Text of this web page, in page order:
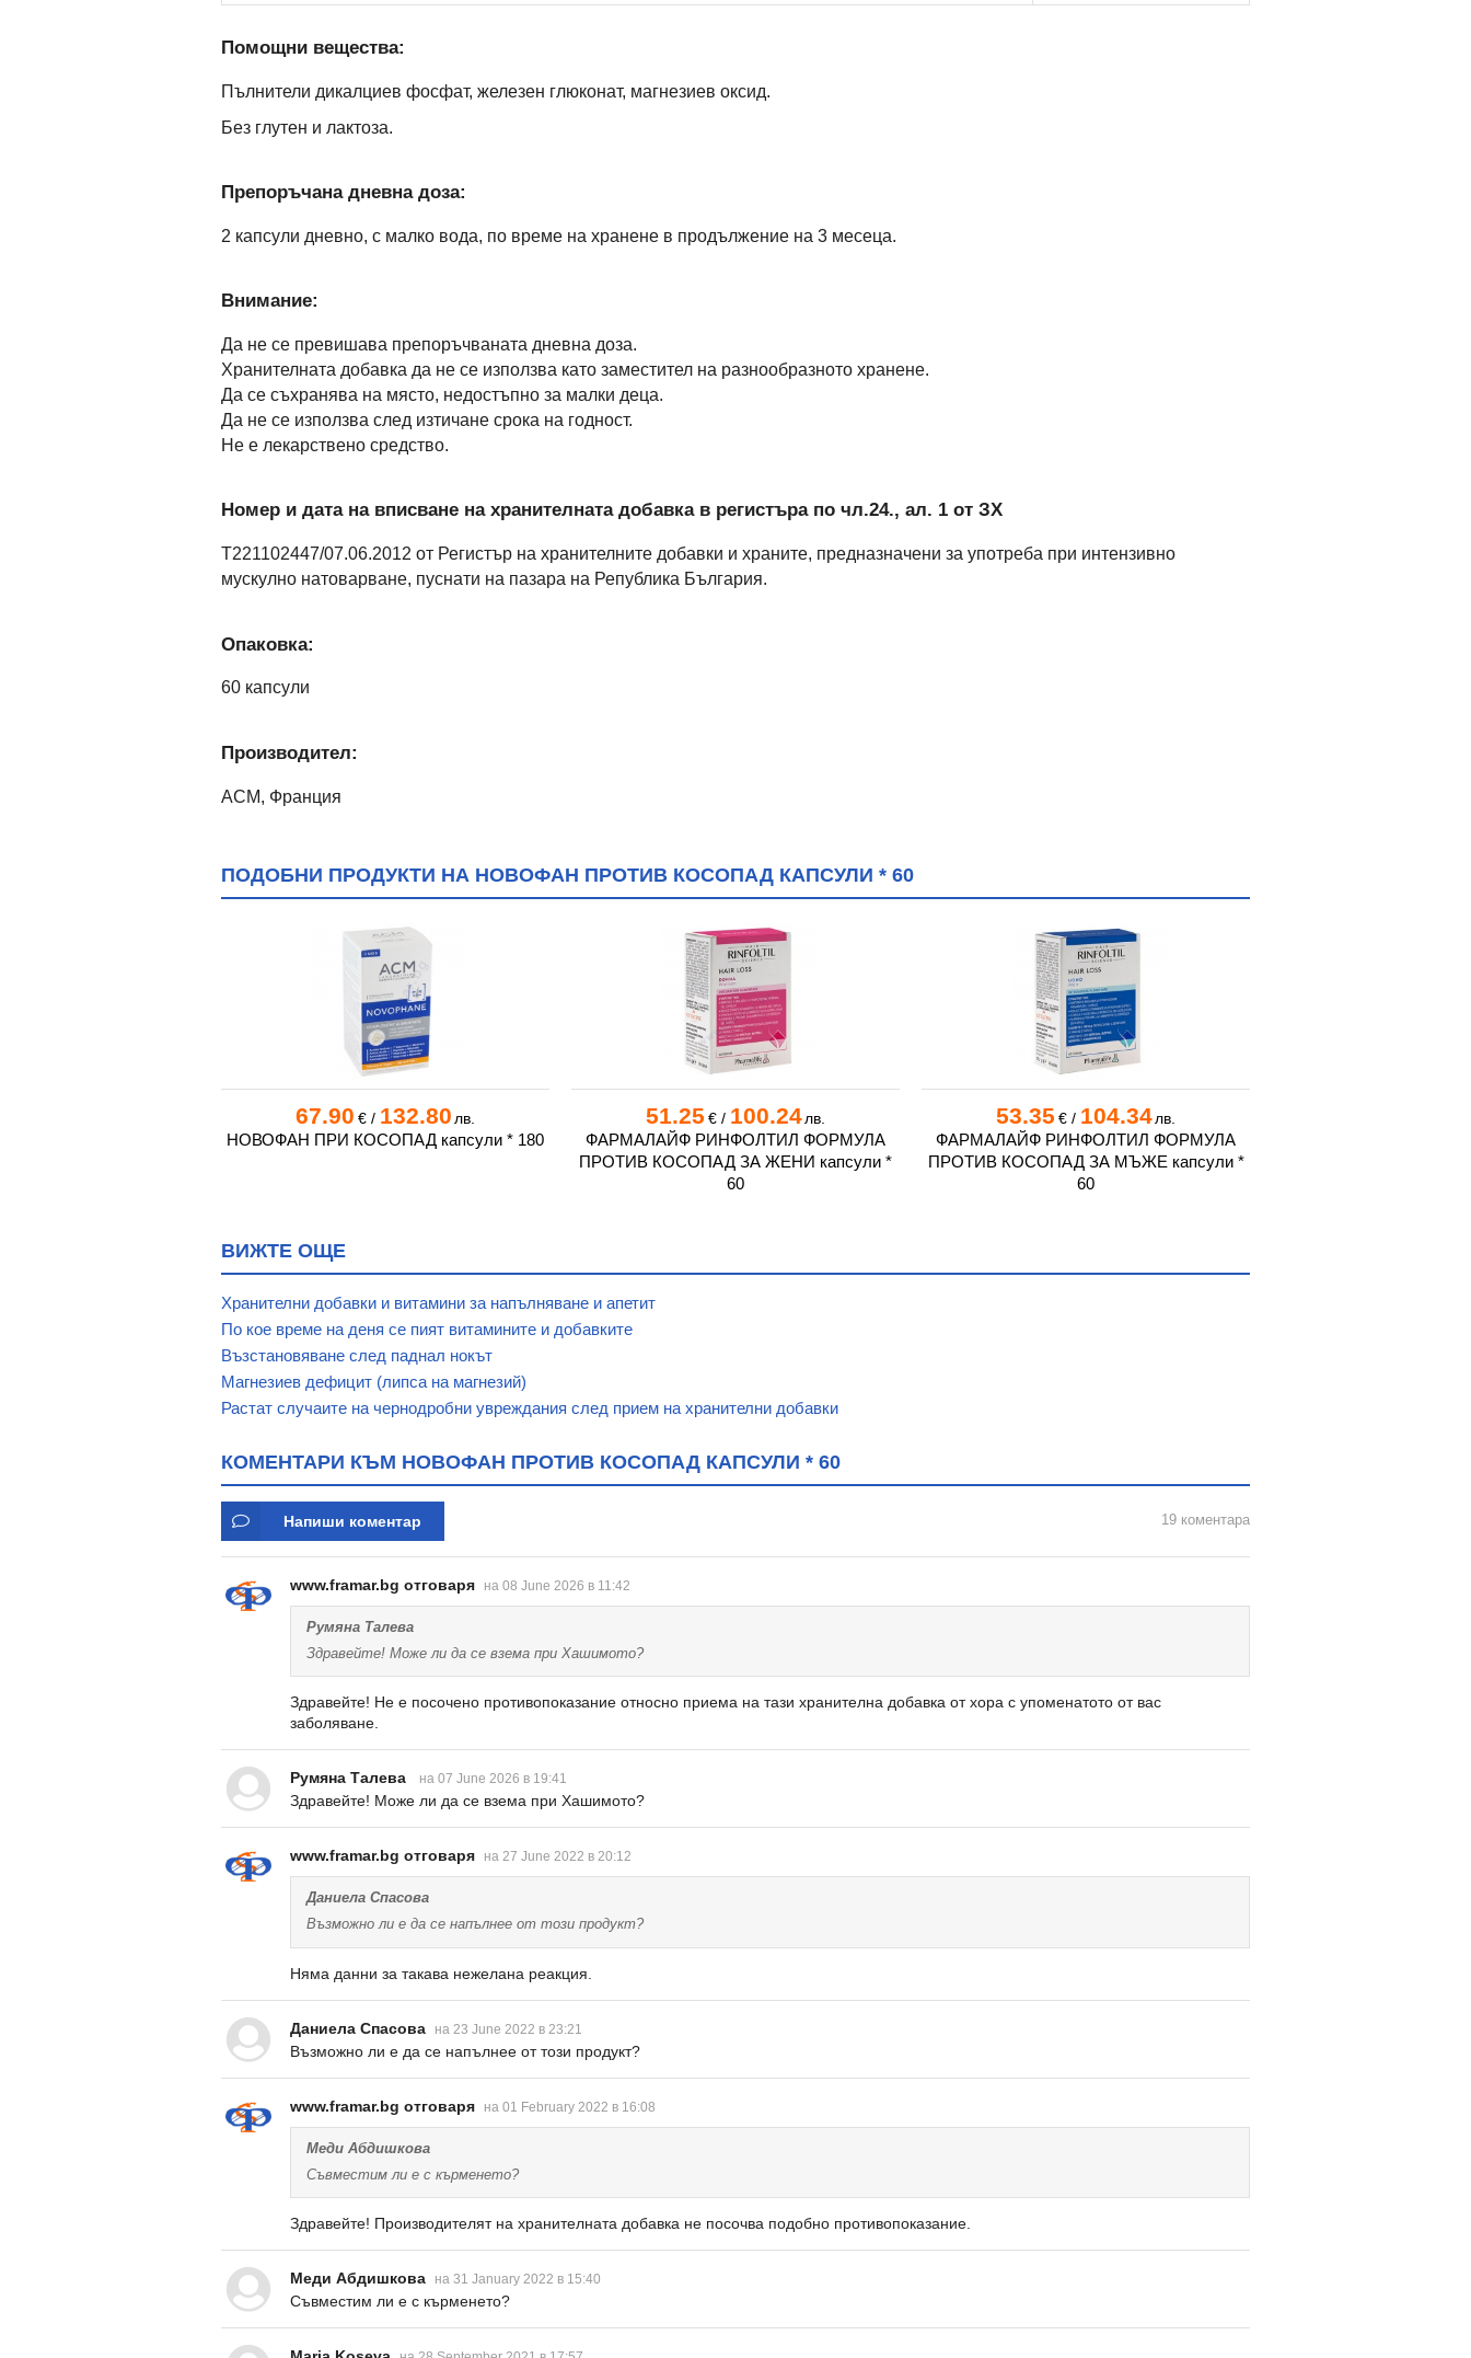
Помощни вещества:
Пълнители дикалциев фосфат, железен глюконат, магнезиев оксид.
Без глутен и лактоза.
Препоръчана дневна доза:
2 капсули дневно, с малко вода, по време на хранене в продължение на 3 месеца.
Внимание:
Да не се превишава препоръчваната дневна доза.
Хранителната добавка да не се използва като заместител на разнообразното хранене.
Да се съхранява на място, недостъпно за малки деца.
Да не се използва след изтичане срока на годност.
Не е лекарствено средство.
Номер и дата на вписване на хранителната добавка в регистъра по чл.24., ал. 1 от ЗХ
Т221102447/07.06.2012 от Регистър на хранителните добавки и храните, предназначени за употреба при интензивно
мускулно натоварване, пуснати на пазара на Република България.
Опаковка:
60 капсули
Производител:
АСМ, Франция
ПОДОБНИ ПРОДУКТИ НА НОВОФАН ПРОТИВ КОСОПАД КАПСУЛИ * 60
67.90 €/ 132.80 лв.
НОВОФАН ПРИ КОСОПАД капсули * 180
51.25 €/ 100.24лв.
ФАРМАЛАЙФ РИНФОЛТИЛ ФОРМУЛА
ПРОТИВ КОСОПАД ЗА ЖЕНИ капсули *
60
53.35 €/ 104.34лв.
ФАРМАЛАЙФ РИНФОЛТИЛ ФОРМУЛА
ПРОТИВ КОСОПАД ЗА МЪЖЕ капсули *
60
ВИЖТЕ ОЩЕ
Хранителни добавки и витамини за напълняване и апетит
По кое време на деня се пият витамините и добавките
Възстановяване след паднал нокът
Магнезиев дефицит (липса на магнезий)
Растат случаите на чернодробни увреждания след прием на хранителни добавки
КОМЕНТАРИ КЪМ НОВОФАН ПРОТИВ КОСОПАД КАПСУЛИ * 60
Напиши коментар 19 коментара
www.framar.bg отговаря на 08 June 2026 в 11:42
Румяна Талева
Здравейте! Може ли да се взема при Хашимото?
Здравейте! Не е посочено противопоказание относно приема на тази хранителна добавка от хора с упоменатото от вас
заболяване.
Румяна Талева на 07 June 2026 в 19:41
Здравейте! Може ли да се взема при Хашимото?
www.framar.bg отговаря на 27 June 2022 в 20:12
Даниела Спасова
Възможно ли е да се напълнее от този продукт?
Няма данни за такава нежелана реакция.
Даниела Спасова на 23 June 2022 в 23:21
Възможно ли е да се напълнее от този продукт?
www.framar.bg отговаря на 01 February 2022 в 16:08
Меди Абдишкова
Съвместим ли е с кърменето?
Здравейте! Производителят на хранителната добавка не посочва подобно противопоказание.
Меди Абдишкова на 31 January 2022 в 15:40
Съвместим ли е с кърменето?